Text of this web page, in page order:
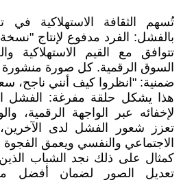
تُسهم الثقافة الاستهلاكية
بالفشل: الفرد مدفوع لإنتاج "نسخة
تتوافق مع القيم الاستهلاكية
السوق الرقمية. كل صورة منشورة
ضمنية: "انظروا كيف أنني ناجح،
هذا يشكل حلقة مفرغة: الفشل
لإخفائه عبر الواجهة الرقمية،
تعزز شعور الفشل لدى
الاجتماعي والنفسي ويعمق الفجوة
كمثال على ذلك نجد الشباب
تعديل الصور لضمان أفضل